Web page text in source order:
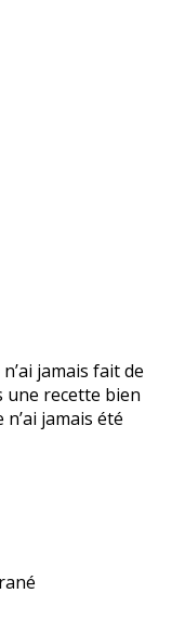
jamais fait de
une recette bien
jamais été